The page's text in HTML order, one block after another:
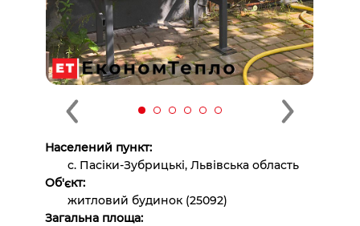
Населений пункт:
с. Пасіки-Зубрицькі, Львівська область
Об'єкт:
житловий будинок (25092)
Загальна площа: